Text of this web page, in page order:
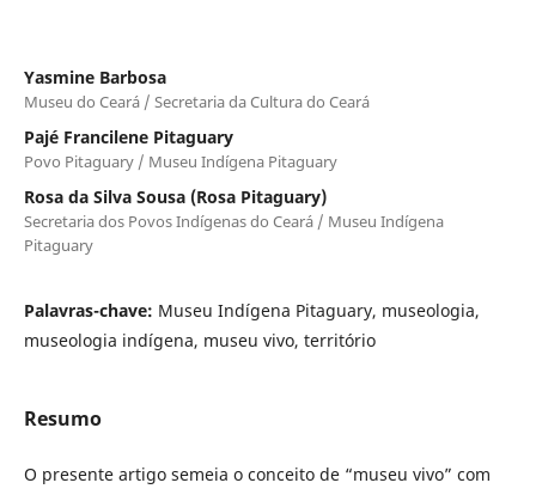
Yasmine Barbosa
Museu do Ceará / Secretaria da Cultura do Ceará
Pajé Francilene Pitaguary
Povo Pitaguary / Museu Indígena Pitaguary
Rosa da Silva Sousa (Rosa Pitaguary)
Secretaria dos Povos Indígenas do Ceará / Museu Indígena
Pitaguary
Palavras-chave: Museu Indígena Pitaguary, museologia,
museologia indígena, museu vivo, território
Resumo
O presente artigo semeia o conceito de “museu vivo” com